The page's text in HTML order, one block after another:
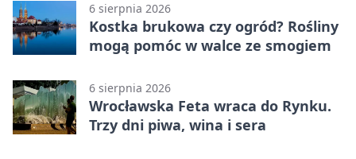
6 sierpnia 2026
Kostka brukowa czy ogród? Rośliny
mogą pomóc w walce ze smogiem
6 sierpnia 2026
Wrocławska Feta wraca do Rynku.
Trzy dni piwa, wina i sera